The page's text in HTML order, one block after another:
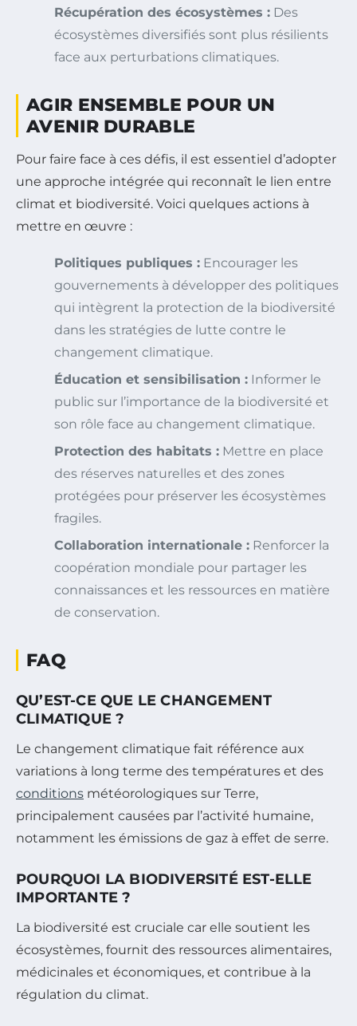
Récupération des écosystèmes : Des
écosystèmes diversifiés sont plus résilients
face aux perturbations climatiques.
AGIR ENSEMBLE POUR UN
AVENIR DURABLE
Pour faire face à ces défis, il est essentiel d’adopter
une approche intégrée qui reconnaît le lien entre
climat et biodiversité. Voici quelques actions à
mettre en œuvre :
Politiques publiques : Encourager les
gouvernements à développer des politiques
qui intègrent la protection de la biodiversité
dans les stratégies de lutte contre le
changement climatique.
Éducation et sensibilisation : Informer le
public sur l’importance de la biodiversité et
son rôle face au changement climatique.
Protection des habitats : Mettre en place
des réserves naturelles et des zones
protégées pour préserver les écosystèmes
fragiles.
Collaboration internationale : Renforcer la
coopération mondiale pour partager les
connaissances et les ressources en matière
de conservation.
FAQ
QU’EST-CE QUE LE CHANGEMENT
CLIMATIQUE ?
Le changement climatique fait référence aux
variations à long terme des températures et des
conditions météorologiques sur Terre,
principalement causées par l’activité humaine,
notamment les émissions de gaz à effet de serre.
POURQUOI LA BIODIVERSITÉ EST-ELLE
IMPORTANTE ?
La biodiversité est cruciale car elle soutient les
écosystèmes, fournit des ressources alimentaires,
médicinales et économiques, et contribue à la
régulation du climat.